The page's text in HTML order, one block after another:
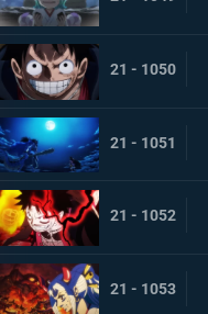
21 - 1050
21 - 1051
21 - 1052
21 - 1053